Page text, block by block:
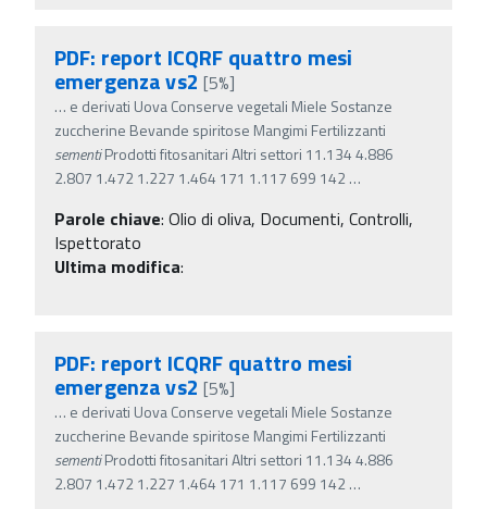
PDF: report ICQRF quattro mesi
emergenza vs2 [5%]
… e derivati Uova Conserve vegetali Miele Sostanze
zuccherine Bevande spiritose Mangimi Fertilizzanti
sementiProdotti fitosanitari Altri settori 11.134 4.886
2.807 1.472 1.227 1.464 171 1.117 699 142…
Parole chiave: Olio di oliva, Documenti, Controlli,
Ispettorato
Ultima modifica:
PDF: report ICQRF quattro mesi
emergenza vs2 [5%]
… e derivati Uova Conserve vegetali Miele Sostanze
zuccherine Bevande spiritose Mangimi Fertilizzanti
sementiProdotti fitosanitari Altri settori 11.134 4.886
2.807 1.472 1.227 1.464 171 1.117 699 142…